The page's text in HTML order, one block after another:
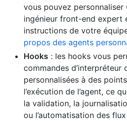
vous pouvez
ingénieur front-end expert
instructions de votre
propos des agents
Hooks : les hooks vous
commandes d’interpréteur
personnalisées à des
l’exécution de l’agent, ce
la validation, la
ou l’automatisation des